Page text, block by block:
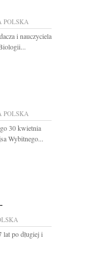
POLSKA
i nauczyciela
POLSKA
30 kwietnia
Wybitnego...
po długiej i